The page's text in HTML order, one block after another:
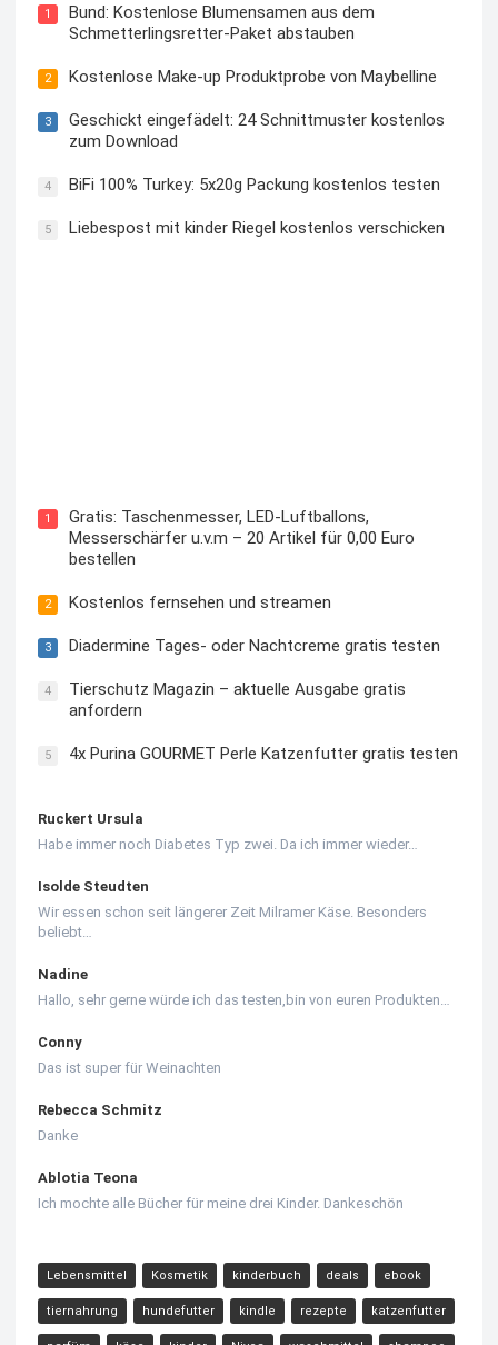
1
Bund: Kostenlose Blumensamen aus dem
Schmetterlingsretter-Paket abstauben
2 Kostenlose Make-up Produktprobe von Maybelline
3
Geschickt eingefädelt: 24 Schnittmuster kostenlos
zum Download
4 BiFi 100% Turkey: 5x20g Packung kostenlos testen
5 Liebespost mit kinder Riegel kostenlos verschicken
1
Gratis: Taschenmesser, LED-Luftballons,
Messerschärfer u.v.m – 20 Artikel für 0,00 Euro
bestellen
2 Kostenlos fernsehen und streamen
3 Diadermine Tages- oder Nachtcreme gratis testen
4
Tierschutz Magazin – aktuelle Ausgabe gratis
anfordern
5 4x Purina GOURMET Perle Katzenfutter gratis testen
Ruckert Ursula
Habe immer noch Diabetes Typ zwei. Da ich immer wieder…
Isolde Steudten
Wir essen schon seit längerer Zeit Milramer Käse. Besonders
beliebt…
Nadine
Hallo, sehr gerne würde ich das testen,bin von euren Produkten…
Conny
Das ist super für Weinachten
Rebecca Schmitz
Danke
Ablotia Teona
Ich mochte alle Bücher für meine drei Kinder. Dankeschön
Lebensmittel Kosmetik kinderbuch deals ebook
tiernahrung hundefutter kindle rezepte katzenfutter